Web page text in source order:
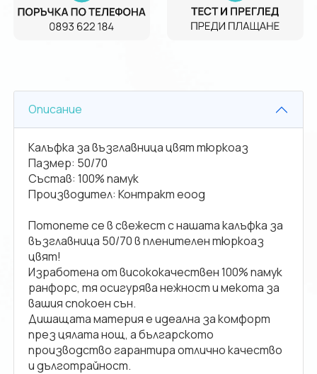
Описание
Калъфка за възглавница цвят тюркоаз
Пазмер: 50/70
Състав: 100% памук
Производител: Контракт еоод
Потопете се в свежест с нашата калъфка за
възглавница 50/70 в пленителен тюркоаз
цвят!
Изработена от висококачествен 100% памук
ранфорс, тя осигурява нежност и мекота за
вашия спокоен сън.
Дишащата материя е идеална за комфорт
през цялата нощ, а българското
производство гарантира отлично качество
и дълготрайност.